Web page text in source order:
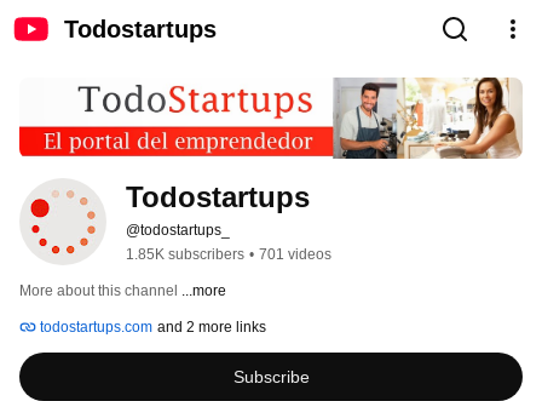
Todostartups
Todostartups
@todostartups_
1.85K subscribers • 701 videos
More about this channel ...more
todostartups.com and 2 more links
Subscribe